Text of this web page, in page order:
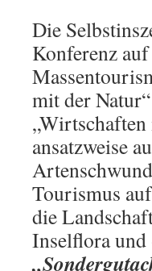
Die
Konferenz
mit der
ansatzweise
Tourismus
die
Inselflora und